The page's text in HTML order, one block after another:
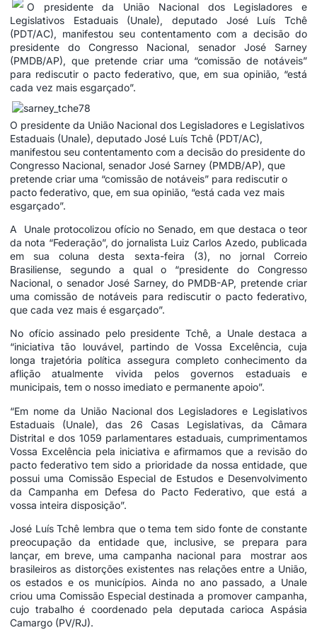
O presidente da União Nacional dos Legisladores e
Legislativos Estaduais (Unale), deputado José Luís Tchê
(PDT/AC), manifestou seu contentamento com a decisão do
presidente do Congresso Nacional, senador José Sarney
(PMDB/AP), que pretende criar uma “comissão de notáveis”
para rediscutir o pacto federativo, que, em sua opinião, “está
cada vez mais esgarçado”.
O presidente da União Nacional dos Legisladores e Legislativos
Estaduais (Unale), deputado José Luís Tchê (PDT/AC),
manifestou seu contentamento com a decisão do presidente do
Congresso Nacional, senador José Sarney (PMDB/AP), que
pretende criar uma “comissão de notáveis” para rediscutir o
pacto federativo, que, em sua opinião, “está cada vez mais
esgarçado”.
A Unale protocolizou ofício no Senado, em que destaca o teor
da nota “Federação”, do jornalista Luiz Carlos Azedo, publicada
em sua coluna desta sexta-feira (3), no jornal Correio
Brasiliense, segundo a qual o “presidente do Congresso
Nacional, o senador José Sarney, do PMDB-AP, pretende criar
uma comissão de notáveis para rediscutir o pacto federativo,
que cada vez mais é esgarçado”.
No ofício assinado pelo presidente Tchê, a Unale destaca a
“iniciativa tão louvável, partindo de Vossa Excelência, cuja
longa trajetória política assegura completo conhecimento da
aflição atualmente vivida pelos governos estaduais e
municipais, tem o nosso imediato e permanente apoio”.
“Em nome da União Nacional dos Legisladores e Legislativos
Estaduais (Unale), das 26 Casas Legislativas, da Câmara
Distrital e dos 1059 parlamentares estaduais, cumprimentamos
Vossa Excelência pela iniciativa e afirmamos que a revisão do
pacto federativo tem sido a prioridade da nossa entidade, que
possui uma Comissão Especial de Estudos e Desenvolvimento
da Campanha em Defesa do Pacto Federativo, que está a
vossa inteira disposição”.
José Luís Tchê lembra que o tema tem sido fonte de constante
preocupação da entidade que, inclusive, se prepara para
lançar, em breve, uma campanha nacional para mostrar aos
brasileiros as distorções existentes nas relações entre a União,
os estados e os municípios. Ainda no ano passado, a Unale
criou uma Comissão Especial destinada a promover campanha,
cujo trabalho é coordenado pela deputada carioca Aspásia
Camargo (PV/RJ).